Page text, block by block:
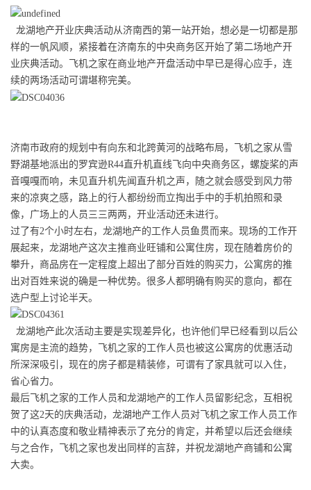
龙湖地产开业庆典活动从济南西的第一站开始，想必是一切都是那
样的一帆风顺，紧接着在济南东的中央商务区开始了第二场地产开
业庆典活动。飞机之家在商业地产开盘活动中早已是得心应手，连
续的两场活动可谓堪称完美。
济南市政府的规划中有向东和北跨黄河的战略布局，飞机之家从雪
野湖基地派出的罗宾逊R44直升机直线飞向中央商务区，螺旋桨的声
音嘎嘎而响，未见直升机先闻直升机之声，随之就会感受到风力带
来的凉爽之感，路上的行人都纷纷而立掏出手中的手机拍照和录
像，广场上的人员三三两两，开业活动还未进行。
过了有2个小时左右，龙湖地产的工作人员鱼贯而来。现场的工作开
展起来，龙湖地产这次主推商业旺铺和公寓住房，现在随着房价的
攀升，商品房在一定程度上超出了部分百姓的购买力，公寓房的推
出对百姓来说的确是一种优势。很多人都明确有购买的意向，都在
选户型上讨论半天。
龙湖地产此次活动主要是实现差异化，也许他们早已经看到以后公
寓房是主流的趋势，飞机之家的工作人员也被这公寓房的优惠活动
所深深吸引，现在的房子都是精装修，可谓有了家具就可以入住，
省心省力。
最后飞机之家的工作人员和龙湖地产的工作人员留影纪念，互相祝
贺了这2天的庆典活动，龙湖地产工作人员对飞机之家工作人员工作
中的认真态度和敬业精神表示了充分的肯定，并希望以后还会继续
与之合作，飞机之家也发出同样的言辞，并祝龙湖地产商铺和公寓
大卖。